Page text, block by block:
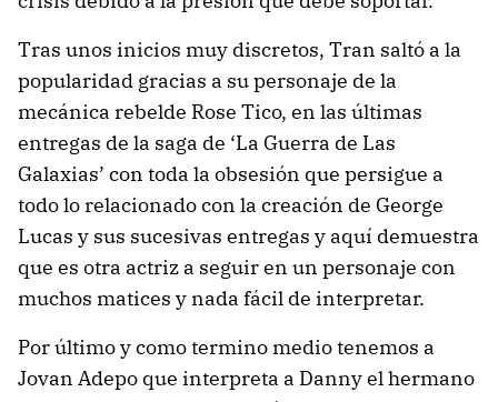
Tras unos inicios muy discretos, Tran saltó a la
popularidad gracias a su personaje de la
mecánica rebelde Rose Tico, en las últimas
entregas de la saga de ‘La Guerra de Las
Galaxias’ con toda la obsesión que persigue a
todo lo relacionado con la creación de George
Lucas y sus sucesivas entregas y aquí demuestra
que es otra actriz a seguir en un personaje con
muchos matices y nada fácil de interpretar.
Por último y como termino medio tenemos a
Jovan Adepo que interpreta a Danny el hermano